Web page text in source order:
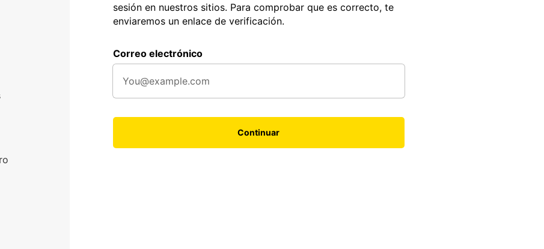
sesión en nuestros sitios. Para comprobar que es correcto, te
enviaremos un enlace de verificación.
Correo electrónico
Continuar